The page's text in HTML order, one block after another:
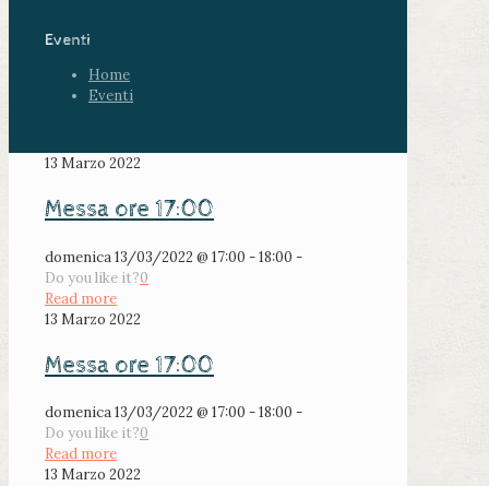
Eventi
Home
Eventi
13 Marzo 2022
Messa ore 17:00
domenica 13/03/2022 @ 17:00 - 18:00 -
Do you like it?0
Read more
13 Marzo 2022
Messa ore 17:00
domenica 13/03/2022 @ 17:00 - 18:00 -
Do you like it?0
Read more
13 Marzo 2022